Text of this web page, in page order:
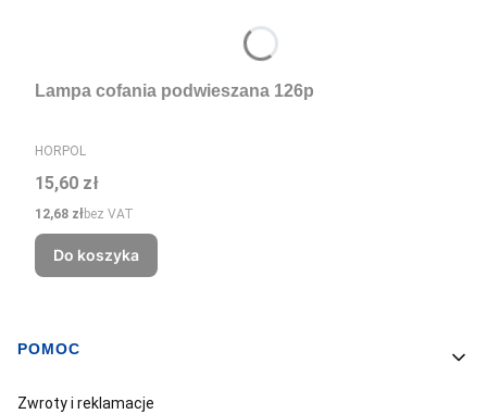
Lampa cofania podwieszana 126p
PRODUCENT
HORPOL
Cena
15,60 zł
Cena
12,68 złbez VAT
Do koszyka
Linki w stopce
POMOC
Zwroty i reklamacje